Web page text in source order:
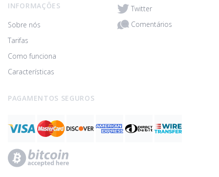
INFORMAÇÕES
Sobre nós
Tarifas
Como funciona
Características
Twitter
Comentários
PAGAMENTOS SEGUROS